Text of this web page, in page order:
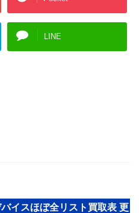
LINE
バイスほぼ全リスト買取表 更